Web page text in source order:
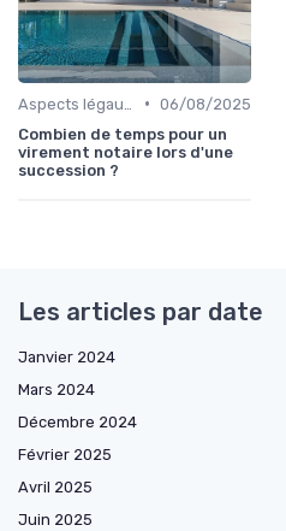
• 06/08/2025
Combien de temps pour un
virement notaire lors d'une
succession ?
Les articles par date
Janvier 2024
Mars 2024
Décembre 2024
Février 2025
Avril 2025
Juin 2025